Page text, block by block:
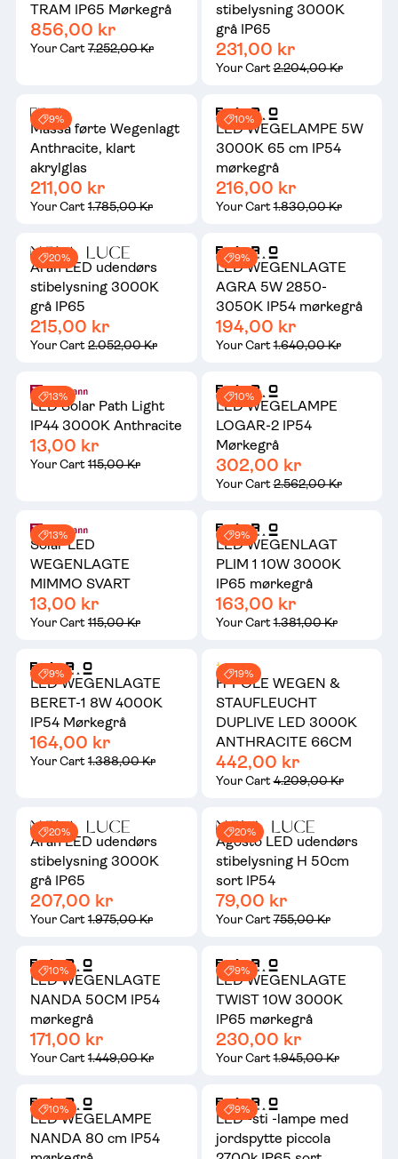
TRAM IP65 Mørkegrå
856,00 kr
Your Cart7.252,00 Kr
stibelysning 3000K
grå IP65
231,00 kr
Your Cart2.204,00 Kr
9%
Massa førte Wegenlagt
Anthracite, klart
akrylglas
211,00 kr
Your Cart1.785,00 Kr
10%
LED WEGELAMPE 5W
3000K 65 cm IP54
mørkegrå
216,00 kr
Your Cart1.830,00 Kr
20%
Aran LED udendørs
stibelysning 3000K
grå IP65
215,00 kr
Your Cart2.052,00 Kr
9%
LED WEGENLAGTE
AGRA 5W 2850-
3050K IP54 mørkegrå
194,00 kr
Your Cart1.640,00 Kr
13%
LED Solar Path Light
IP44 3000K Anthracite
13,00 kr
Your Cart115,00 Kr
10%
LED WEGELAMPE
LOGAR-2 IP54
Mørkegrå
302,00 kr
Your Cart2.562,00 Kr
13%
Solar LED
WEGENLAGTE
MIMMO SVART
13,00 kr
Your Cart115,00 Kr
9%
LED WEGENLAGT
PLIM 1 10W 3000K
IP65 mørkegrå
163,00 kr
Your Cart1.381,00 Kr
9%
LED WEGENLAGTE
BERET-1 8W 4000K
IP54 Mørkegrå
164,00 kr
Your Cart1.388,00 Kr
19%
H-POLE WEGEN &
STAUFLEUCHT
DUPLIVE LED 3000K
ANTHRACITE 66CM
442,00 kr
Your Cart4.209,00 Kr
20%
Aran LED udendørs
stibelysning 3000K
grå IP65
207,00 kr
Your Cart1.975,00 Kr
20%
Agosto LED udendørs
stibelysning H 50cm
sort IP54
79,00 kr
Your Cart755,00 Kr
10%
LED WEGENLAGTE
NANDA 50CM IP54
mørkegrå
171,00 kr
Your Cart1.449,00 Kr
9%
LED WEGENLAGTE
TWIST 10W 3000K
IP65 mørkegrå
230,00 kr
Your Cart1.945,00 Kr
10%
LED WEGELAMPE
NANDA 80 cm IP54
9%
LED -sti -lampe med
jordspytte piccola